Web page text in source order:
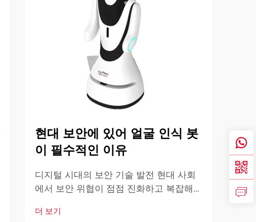
현대 보안에 있어 얼굴 인식 봇
이 필수적인 이유
디지털 시대의 보안 기술 발전 현대 사회
에서 보안 위협이 점점 진화하고 복잡해
기술은 안전 및 감시 접근 방식을 혁신적
더 보기
의
성
현
영